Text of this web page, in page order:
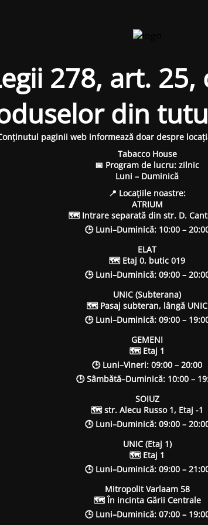
278, art.
din
paginii web informează doar despre
Tabacco House
📅 Program de lucru: zilnic
Luni – Duminică
📍 Locațiile noastre:
ATRIUM
🗺 Intrare separată din str. D.
🕒 Luni–Duminică: 10:00 –
ELAT
🗺 Etaj 0, butic 019
🕒 Luni–Duminică: 09:00 –
UNIC (Subterana)
🗺 Pasaj subteran, lângă UNIC
🕒 Luni–Duminică: 09:00 –
GEMENI
🗺 Etaj 1
🕒 Luni–Vineri: 09:00 – 20:00
🕒 Sâmbătă–Duminică: 10:00 –
SOIUZ
🗺 str. Alecu Russo 1, Etaj -1
🕒 Luni–Duminică: 09:00 –
UNIC (Etaj 1)
🗺 Etaj 1
🕒 Luni–Duminică: 09:00 –
Mitropolit Varlaam 58
🗺 În incinta Gării Centrale
🕒 Luni–Duminică: 07:00 –